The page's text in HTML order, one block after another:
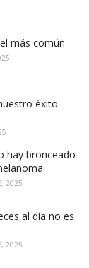
más común
éxito
hay bronceado
2025
al día no es
2025